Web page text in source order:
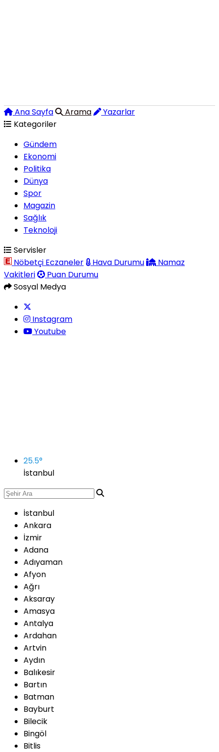
Ana Sayfa Arama
Yazarlar
Kategoriler
Gündem
Ekonomi
Politika
Dünya
Spor
Magazin
Sağlık
Teknoloji
Servisler
Nöbetçi Eczaneler
Hava Durumu
Namaz
Vakitleri
Puan Durumu
Sosyal Medya
Instagram
Youtube
25.5°
İstanbul
İstanbul
Ankara
İzmir
Adana
Adıyaman
Afyon
Ağrı
Aksaray
Amasya
Antalya
Ardahan
Artvin
Aydın
Balıkesir
Bartın
Batman
Bayburt
Bilecik
Bingöl
Bitlis